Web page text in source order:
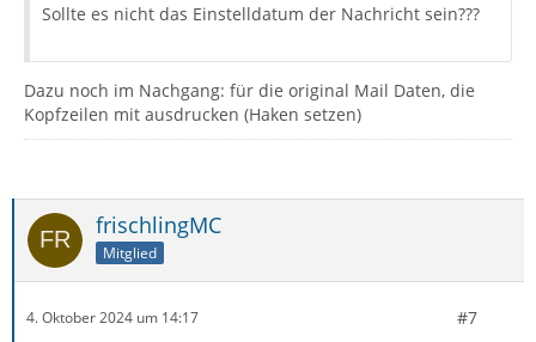
Sollte es nicht das Einstelldatum der Nachricht sein???
Dazu noch im Nachgang: für die original Mail Daten, die
Kopfzeilen mit ausdrucken (Haken setzen)
frischlingMC
Mitglied
4. Oktober 2024 um 14:17 #7